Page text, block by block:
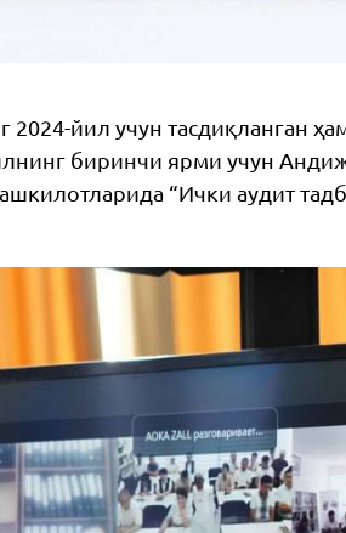
йил учун тасдиқланган
биринчи ярми учун
“Ички аудит